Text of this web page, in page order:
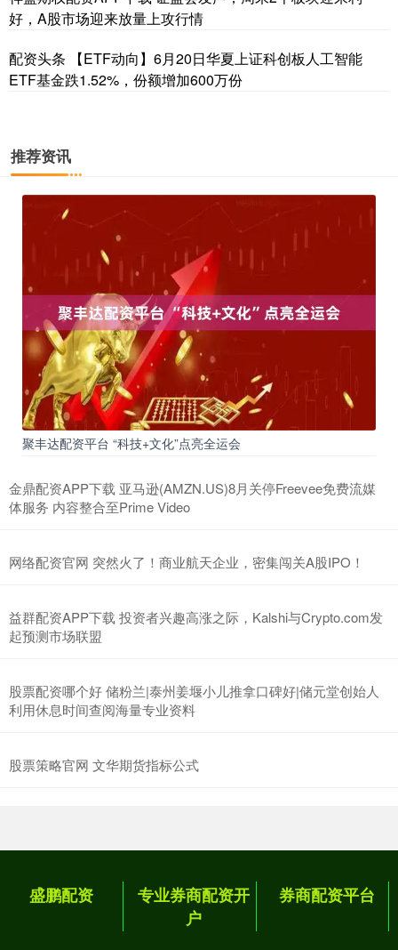
好，A股市场迎来放量上攻行情
配资头条 【ETF动向】6月20日华夏上证科创板人工智能
ETF基金跌1.52%，份额增加600万份
推荐资讯
聚丰达配资平台 “科技+文化”点亮全运会
金鼎配资APP下载 亚马逊(AMZN.US)8月关停Freevee免费流媒
体服务 内容整合至Prime Video
网络配资官网 突然火了！商业航天企业，密集闯关A股IPO！
益群配资APP下载 投资者兴趣高涨之际，Kalshi与Crypto.com发
起预测市场联盟
股票配资哪个好 储粉兰|泰州姜堰小儿推拿口碑好|储元堂创始人
利用休息时间查阅海量专业资料
股票策略官网 文华期货指标公式
盛鹏配资
专业券商配资开
户
券商配资平台